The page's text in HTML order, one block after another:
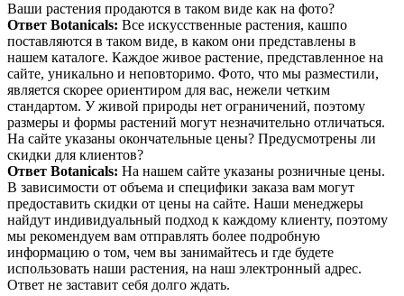
Ваши растения продаются в таком виде как на фото?
Ответ Botanicals: Все искусственные растения, кашпо
поставляются в таком виде, в каком они представлены в
нашем каталоге. Каждое живое растение, представленное на
сайте, уникально и неповторимо. Фото, что мы разместили,
является скорее ориентиром для вас, нежели четким
стандартом. У живой природы нет ограничений, поэтому
размеры и формы растений могут незначительно отличаться.
На сайте указаны окончательные цены? Предусмотрены ли
скидки для клиентов?
Ответ Botanicals: На нашем сайте указаны розничные цены.
В зависимости от объема и специфики заказа вам могут
предоставить скидки от цены на сайте. Наши менеджеры
найдут индивидуальный подход к каждому клиенту, поэтому
мы рекомендуем вам отправлять более подробную
информацию о том, чем вы занимайтесь и где будете
использовать наши растения, на наш электронный адрес.
Ответ не заставит себя долго ждать.